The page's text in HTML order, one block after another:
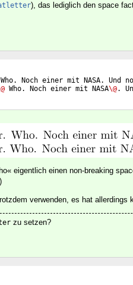
), das lediglich den space
Noch einer mit NASA. Und
Who. Noch einer mit NASA\@.
eigentlich einen non-breaking
verwenden, es hat allerdings
zu setzen?